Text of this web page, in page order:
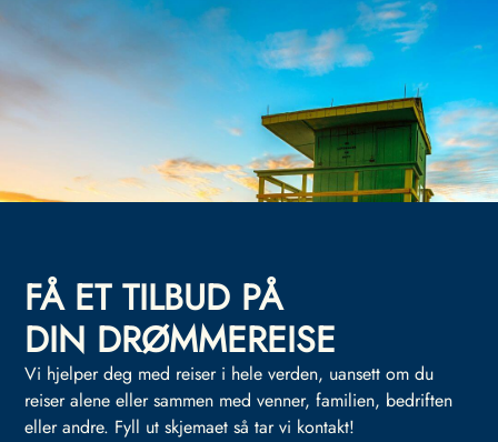
FÅ ET TILBUD PÅ
DIN DRØMMEREISE
Vi hjelper deg med reiser i hele verden, uansett om du
reiser alene eller sammen med venner, familien, bedriften
eller andre. Fyll ut skjemaet så tar vi kontakt!